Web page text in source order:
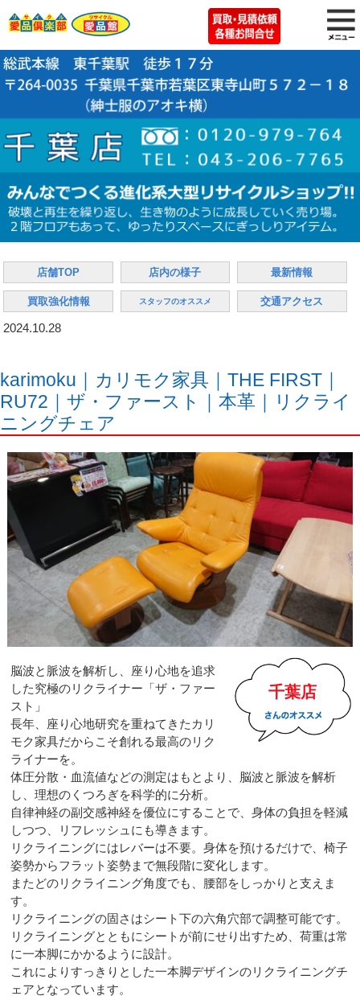
店舗TOP 店内の様子 最新情報
買取強化情報 スタッフのオススメ 交通アクセス
2024.10.28
karimoku｜カリモク家具｜THE FIRST｜
RU72｜ザ・ファースト｜本革｜リクライ
ニングチェア
千葉店
脳波と脈波を解析し、座り心地を追求
した究極のリクライナー「ザ・ファー
スト」
長年、座り心地研究を重ねてきたカリ
モク家具だからこそ創れる最高のリク
ライナーを。
体圧分散・血流値などの測定はもとより、脳波と脈波を解析
し、理想のくつろぎを科学的に分析。
自律神経の副交感神経を優位にすることで、身体の負担を軽減
しつつ、リフレッシュにも導きます。
リクライニングにはレバーは不要。身体を預けるだけで、椅子
姿勢からフラット姿勢まで無段階に変化します。
またどのリクライニング角度でも、腰部をしっかりと支えま
す。
リクライニングの固さはシート下の六角穴部で調整可能です。
リクライニングとともにシートが前にせり出すため、荷重は常
に一本脚にかかるように設計。
これによりすっきりとした一本脚デザインのリクライニングチ
ェアとなっています。